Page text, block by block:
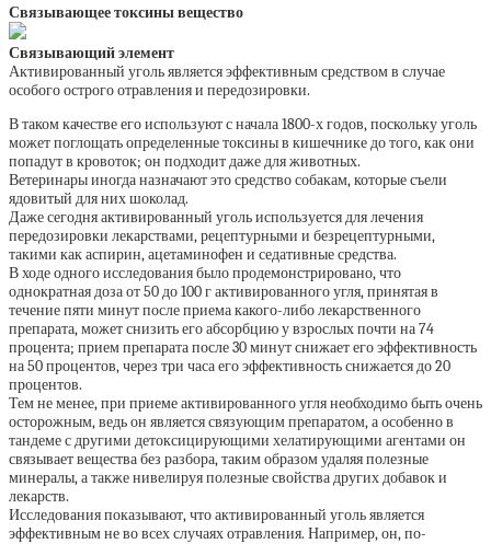
Связывающее токсины вещество
Связывающий элемент
Активированный уголь является эффективным средством в случае
особого острого отравления и передозировки.
В таком качестве его используют с начала 1800-х годов, поскольку уголь
может поглощать определенные токсины в кишечнике до того, как они
попадут в кровоток; он подходит даже для животных.
Ветеринары иногда назначают это средство собакам, которые съели
ядовитый для них шоколад.
Даже сегодня активированный уголь используется для лечения
передозировки лекарствами, рецептурными и безрецептурными,
такими как аспирин, ацетаминофен и седативные средства.
В ходе одного исследования было продемонстрировано, что
однократная доза от 50 до 100 г активированного угля, принятая в
течение пяти минут после приема какого-либо лекарственного
препарата, может снизить его абсорбцию у взрослых почти на 74
процента; прием препарата после 30 минут снижает его эффективность
на 50 процентов, через три часа его эффективность снижается до 20
процентов.
Тем не менее, при приеме активированного угля необходимо быть очень
осторожным, ведь он является связующим препаратом, а особенно в
тандеме с другими детоксицирующими хелатирующими агентами он
связывает вещества без разбора, таким образом удаляя полезные
минералы, а также нивелируя полезные свойства других добавок и
лекарств.
Исследования показывают, что активированный уголь является
эффективным не во всех случаях отравления. Например, он, по-